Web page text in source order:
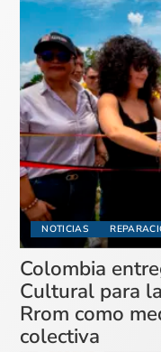
NOTICIAS
Colombia
Cultural para
Rrom como
colectiva